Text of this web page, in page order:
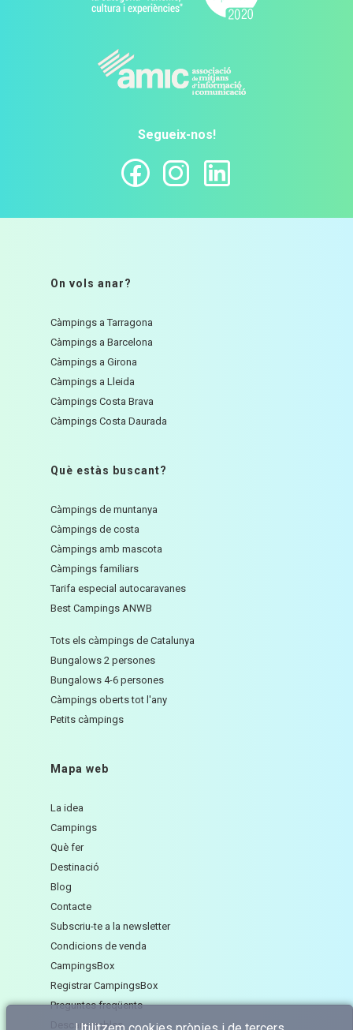
Segueix-nos!
On vols anar?
Càmpings a Tarragona
Càmpings a Barcelona
Càmpings a Girona
Càmpings a Lleida
Càmpings Costa Brava
Càmpings Costa Daurada
Què estàs buscant?
Càmpings de muntanya
Càmpings de costa
Càmpings amb mascota
Càmpings familiars
Tarifa especial autocaravanes
Best Campings ANWB
Tots els càmpings de Catalunya
Bungalows 2 persones
Bungalows 4-6 persones
Càmpings oberts tot l'any
Petits càmpings
Mapa web
La idea
Campings
Què fer
Destinació
Blog
Contacte
Subscriu-te a la newsletter
Condicions de venda
CampingsBox
Registrar CampingsBox
Preguntes freqüents
Descarregables